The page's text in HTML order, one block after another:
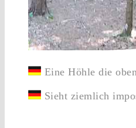
Eine Höhle die
Sieht ziemlich